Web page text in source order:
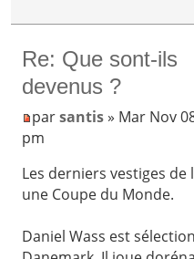
Re: Que sont-ils
devenus ?
parsantis» Mar Nov
pm
Les derniers vestiges de
une Coupe du Monde.
Daniel Wass est